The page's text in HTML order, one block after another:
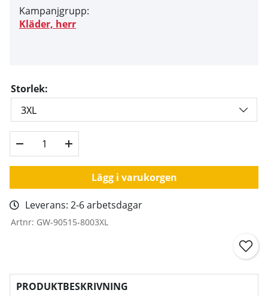
Kampanjgrupp:
Kläder, herr
Storlek:
Lägg i varukorgen
Leverans: 2-6 arbetsdagar
Artnr: GW-90515-8003XL
PRODUKTBESKRIVNING